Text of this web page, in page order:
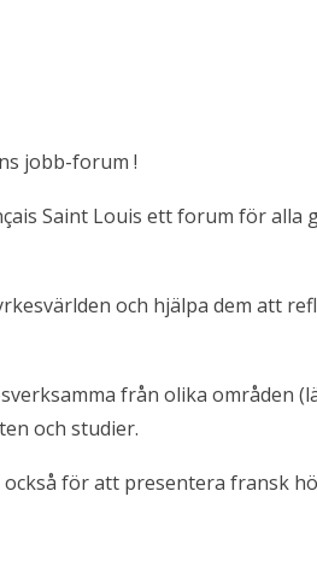
jobb-forum !
Saint Louis ett forum för alla
och hjälpa dem att
från olika områden
och studier.
för att presentera fransk